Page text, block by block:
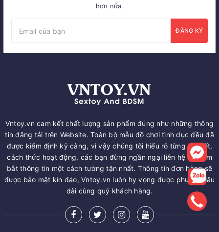
hơn nữa.
ĐĂNG KÝ
Vntoy.vn cam kết chất lượng sản phẩm đúng như những thông
tin đăng tải trên Website. Toàn bộ mẫu đồ chơi tình dục đều đã
được kiểm định kỹ càng, vì vậy chúng tôi hiểu rõ từng chi tiết,
cách thức hoạt động, các bạn đừng ngần ngại liên hệ để nắm
bắt thông tin một cách tường tận nhất. Thông tin đơn hàng sẽ
được bảo mật kín đáo, Vntoy.vn luôn hy vọng được phục vụ lâu
dài cùng quý khách hàng.